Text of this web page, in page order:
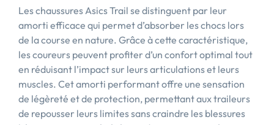
Les chaussures Asics Trail se distinguent par leur
amorti efficace qui permet d’absorber les chocs lors
de la course en nature. Grâce à cette caractéristique,
les coureurs peuvent profiter d’un confort optimal tout
en réduisant l’impact sur leurs articulations et leurs
muscles. Cet amorti performant offre une sensation
de légèreté et de protection, permettant aux traileurs
de repousser leurs limites sans craindre les blessures